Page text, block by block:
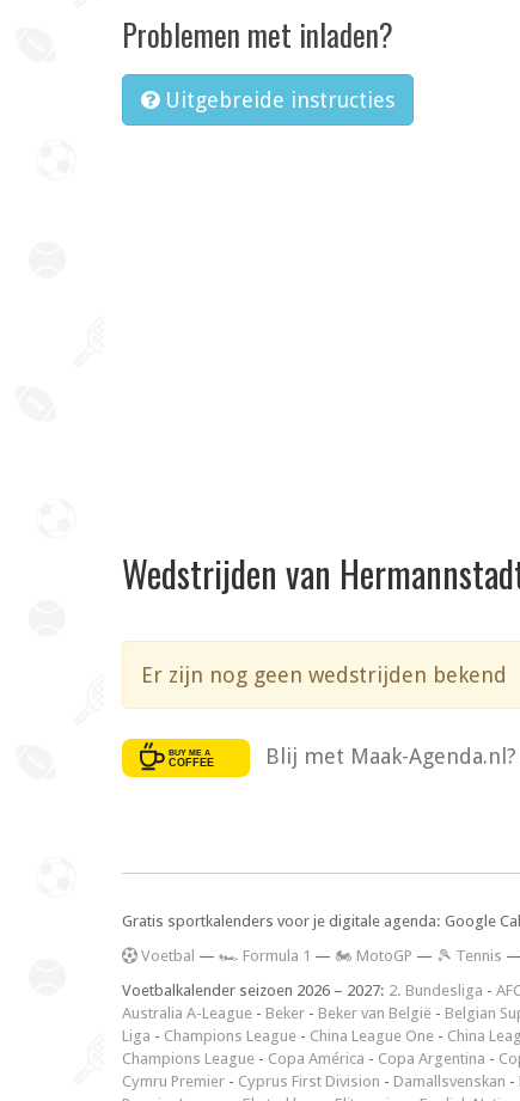
Problemen met inladen?
Uitgebreide instructies
Wedstrijden van
Er zijn nog geen wedstrijden bekend
Blij met Maak-
Gratis sportkalenders voor je digitale agenda: Google
Voetbal — 🏎️ Formula 1 — 🏍 MotoGP — 🎾 Tennis —
Voetbalkalender seizoen 2026 – 2027: 2. Bundesliga -
Australia A-League - Beker - Beker van België - Belgian
Liga - Champions League - China League One - China
Champions League - Copa América - Copa Argentina -
Cymru Premier - Cyprus First Division - Damallsvenskan -